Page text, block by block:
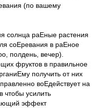
(по вашему
солнца раЕные растения
соЕревания в раЕное
полдень, вечер).
фруктов в правильное
получить от них
воЕдействует на
чтобы усилить
эффект